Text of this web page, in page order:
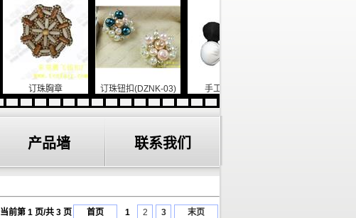
订珠胸章 订珠钮扣(DZNK-03) 手工包布钮扣
产品墙 联系我们
当前第 1 页/共 3 页 首页 1 2 3 末页